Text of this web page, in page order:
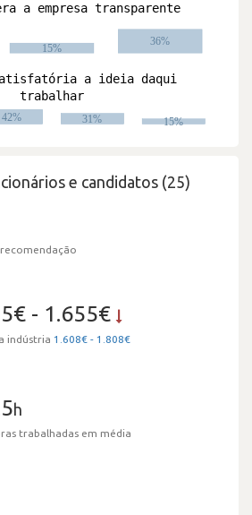
e candidatos (25)
- 1.655€
indústria 1.608€ - 1.808€
h
trabalhadas em média